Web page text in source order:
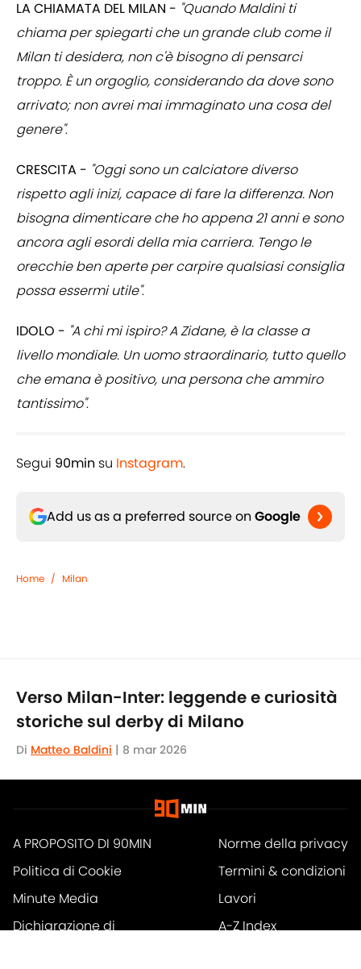
LA CHIAMATA DEL MILAN - "Quando Maldini ti
chiama per spiegarti che un grande club come il
Milan ti desidera, non c'è bisogno di pensarci
troppo. È un orgoglio, considerando da dove sono
arrivato; non avrei mai immaginato una cosa del
genere".
CRESCITA - "Oggi sono un calciatore diverso
rispetto agli inizi, capace di fare la differenza. Non
bisogna dimenticare che ho appena 21 anni e sono
ancora agli esordi della mia carriera. Tengo le
orecchie ben aperte per carpire qualsiasi consiglia
possa essermi utile".
IDOLO - "A chi mi ispiro? A Zidane, è la classe a
livello mondiale. Un uomo straordinario, tutto quello
che emana è positivo, una persona che ammiro
tantissimo".
Segui 90min su Instagram.
Add us as a preferred source on Google
Home / Milan
Verso Milan-Inter: leggende e curiosità
storiche sul derby di Milano
Di Matteo Baldini | 8 mar 2026
A PROPOSITO DI 90MIN
Norme della privacy
Politica di Cookie
Termini & condizioni
Minute Media
Lavori
Dichiarazione di
A-Z Index